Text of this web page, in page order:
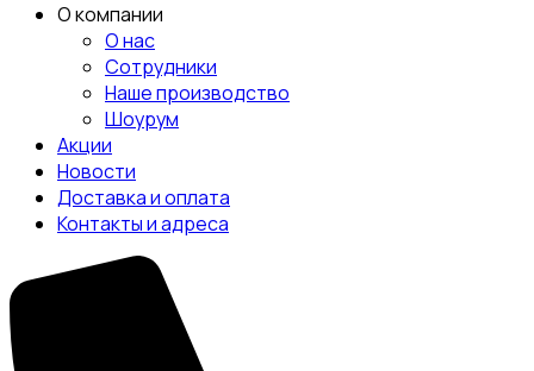
О компании
О нас
Сотрудники
Наше производство
Шоурум
Акции
Новости
Доставка и оплата
Контакты и адреса